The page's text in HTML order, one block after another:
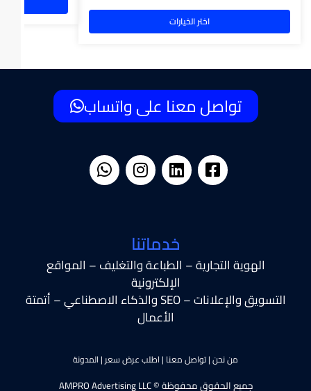
اختر الخيارات
تواصل معنا على واتساب
خدماتنا
الهوية التجارية – الطباعة والتغليف – المواقع
الإلكترونية
التسويق والإعلانات – SEO والذكاء الاصطناعي – أتمتة
الأعمال
من نحن|تواصل معنا | اطلب عرض سعر| المدونة
جميع الحقوق محفوظة © AMPRO Advertising LLC